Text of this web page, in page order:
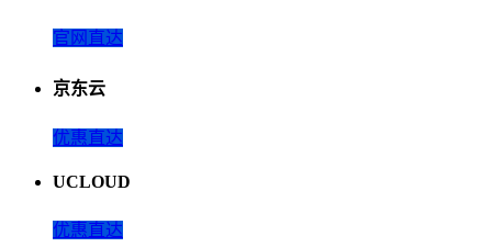
官网直达
京东云
优惠直达
UCLOUD
优惠直达